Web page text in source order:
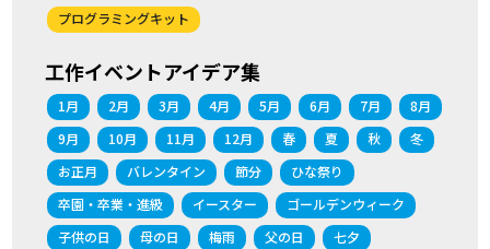
プログラミングキット
工作イベントアイデア集
1月 2月 3月 4月 5月 6月 7月
8月
9月
10月 11月 12月 春 夏 秋
冬
お正月
バレンタイン 節分
ひな祭り
卒園・卒業・進級
イースター
ゴールデンウィーク
子供の日
母の日 梅雨 父の日
七夕